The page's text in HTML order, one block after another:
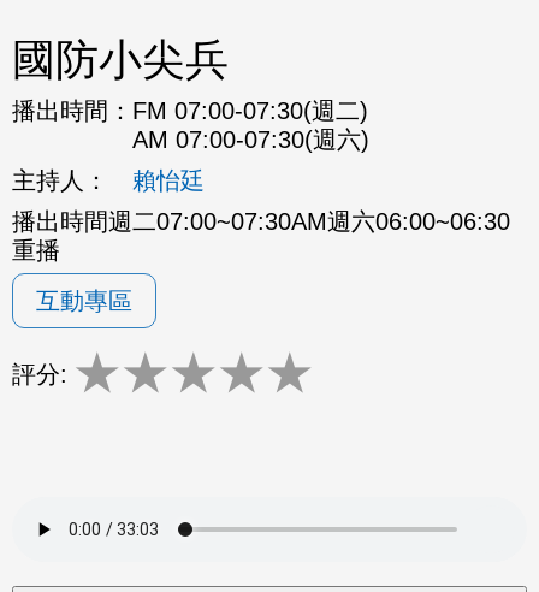
國防小尖兵
播出時間： FM 07:00-07:30(週二)
AM 07:00-07:30(週六)
主持人：
賴怡廷
播出時間週二07:00~07:30AM週六06:00~06:30
重播
互動專區
評分: ★★★★★